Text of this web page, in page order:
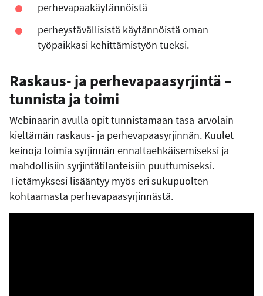
perhevapaakäytännöistä
perheystävällisistä käytännöistä oman
työpaikkasi kehittämistyön tueksi.
Raskaus- ja perhevapaasyrjintä –
tunnista ja toimi
Webinaarin avulla opit tunnistamaan tasa-arvolain
kieltämän raskaus- ja perhevapaasyrjinnän. Kuulet
keinoja toimia syrjinnän ennaltaehkäisemiseksi ja
mahdollisiin syrjintätilanteisiin puuttumiseksi.
Tietämyksesi lisääntyy myös eri sukupuolten
kohtaamasta perhevapaasyrjinnästä.